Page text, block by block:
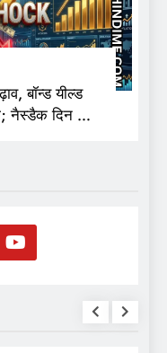
बॉन्ड यील्ड
नैस्डैक दिन की